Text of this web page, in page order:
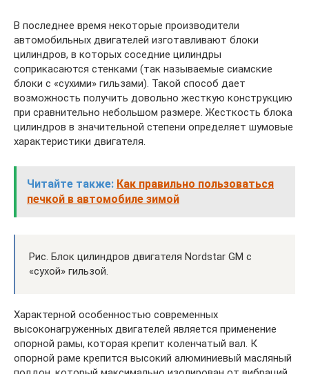
В последнее время некоторые производители
автомобильных двигателей изготавливают блоки
цилиндров, в которых соседние цилиндры
соприкасаются стенками (так называемые сиамские
блоки с «сухими» гильзами). Такой способ дает
возможность получить довольно жесткую конструкцию
при сравнительно небольшом размере. Жесткость блока
цилиндров в значительной степени определяет шумовые
характеристики двигателя.
Читайте также: Как правильно пользоваться
печкой в автомобиле зимой
Рис. Блок цилиндров двигателя Nordstar GM с
«сухой» гильзой.
Характерной особенностью современных
высоконагруженных двигателей является применение
опорной рамы, которая крепит коленчатый вал. К
опорной раме крепится высокий алюминиевый масляный